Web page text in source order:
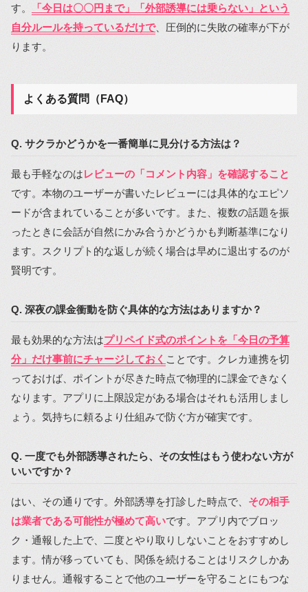
す。
「今日は〇〇円まで」「外部誘導には乗らない」という
自分ルールを持っているだけで、圧倒的に失敗の確率が下が
ります。
よくある質問（FAQ）
Q. サクラかどうかを一番簡単に見分ける方法は？
最も手軽なのはレビューの「コメント内容」を確認すること
です。本物のユーザーが書いたレビューには具体的なエピソ
ードが含まれていることが多いです。また、複数の話題を振
ったときに会話が自然にかみ合うかどうかも判断基準になり
ます。スクリプト的な返しが続く場合は早めに退出するのが
賢明です。
Q. 深夜の課金衝動を防ぐ具体的な方法はありますか？
最も効果的な方法はプリペイド式のポイントを「今日の予算
分」だけ事前にチャージしておく ことです。クレカ連携を切
っておけば、ポイントが尽きた時点で物理的に課金できなく
なります。アプリに上限設定がある場合はそれも活用しまし
ょう。気持ちに頼るより仕組みで防ぐ方が確実です。
Q. 一度でも外部誘導されたら、その女性はもう使わない方が
いいですか？
はい、その通りです。外部誘導を打診した時点で、 その相手
は業者である可能性が極めて高いです。アプリ内でブロッ
ク・通報した上で、二度とやり取りしないことをおすすめし
ます。情が移っていても、関係を続けることはリスクしかあ
りません。通報することで他のユーザーを守ることにもつな